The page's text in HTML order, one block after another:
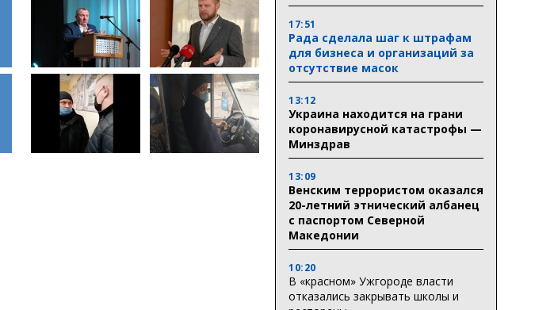
17:51
Рада сделала шаг к штрафам
для бизнеса и организаций за
отсутствие масок
13:12
Украина находится на грани
коронавирусной катастрофы —
Минздрав
13:09
Венским террористом оказался
20-летний этнический албанец
с паспортом Северной
Македонии
10:20
В «красном» Ужгороде власти
отказались закрывать школы и